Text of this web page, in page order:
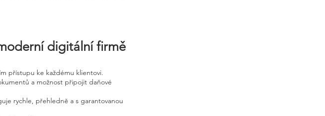
digitální firmě
přístupu ke každému klientovi.
a možnost připojit daňové
rychle, přehledně a s garantovanou